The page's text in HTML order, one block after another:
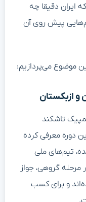
ایران دقیقا چه
پیش روی آن
موضوع می‌پردازیم:
و ازبکستان
تاشکند
دوره معرفی کرده
تیم‌های ملی
مرحله گروهی، جواز
و برای کسب